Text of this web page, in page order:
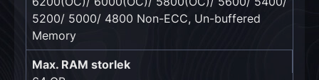
5200/ 5000/ 4800 Non-ECC, Un-buffered
Memory
Max. RAM storlek